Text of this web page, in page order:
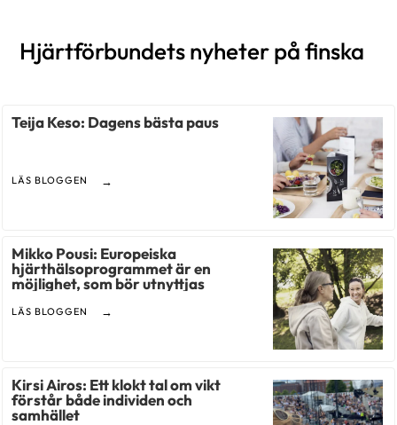
Hjärtförbundets nyheter på finska
Teija Keso: Dagens bästa paus
LÄS BLOGGEN
Mikko Pousi: Europeiska
hjärthälsoprogrammet är en
möjlighet, som bör utnyttjas
LÄS BLOGGEN
Kirsi Airos: Ett klokt tal om vikt
förstår både individen och
samhället